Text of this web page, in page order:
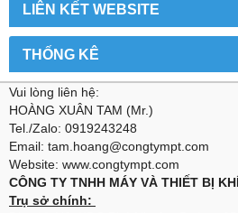
LIÊN KẾT WEBSITE
THỐNG KÊ
Vui lòng liên hệ:
HOÀNG XUÂN TAM (Mr.)
Tel./Zalo: 0919243248
Email: tam.hoang@congtympt.com
Website: www.congtympt.com
CÔNG TY TNHH MÁY VÀ THIẾT BỊ
Trụ sở chính: